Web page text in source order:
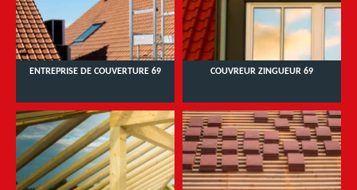
ENTREPRISE DE COUVERTURE 69 COUVREUR ZINGUEUR 69